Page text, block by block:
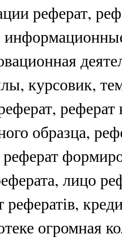
реферат,
курсовик,
образца,
лицо
рефератів,
огромная